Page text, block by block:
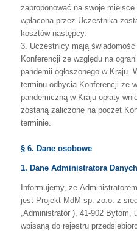
zaproponować na swoje miejsce
wpłacona przez Uczestnika
kosztów następcy.
3. Uczestnicy mają świadomość
Konferencji ze względu na
pandemii ogłoszonego w Kraju.
terminu odbycia Konferencji ze
pandemiczną w Kraju opłaty
zostaną zaliczone na poczet
terminie.
§ 6. Dane osobowe
1. Dane Administratora
Informujemy, że Administratorem
jest Projekt MdM sp. zo.o. z
„Administrator”), 41-902 Bytom,
wpisaną do rejestru